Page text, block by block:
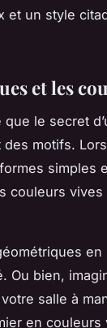
et un style
et les
le secret
motifs.
simples
couleurs vives
Ou bien,
salle à
en couleurs